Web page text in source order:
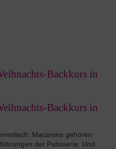
Backkurs in
Backkurs in
Macarons gehören
der Patisserie. Und